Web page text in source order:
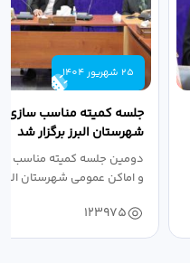
25 شهریور 1404
جلسه کمیته مناسب سازی
شهرستان البرز برگزار شد
دومین جلسه کمیته مناسب
و اماکن عمومی شهرستان
123975